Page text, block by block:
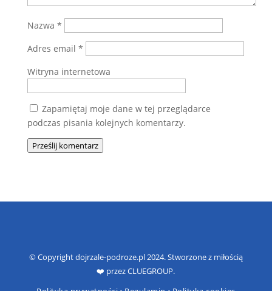
Nazwa *
Adres email *
Witryna internetowa
Zapamiętaj moje dane w tej przeglądarce
podczas pisania kolejnych komentarzy.
Prześlij komentarz
© Copyright dojrzale-podroze.pl 2024. Stworzone z miłością
❤️ przez CLUEGROUP.